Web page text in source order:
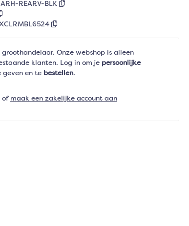
REARV-BLK
groothandelaar. Onze webshop is alleen
klanten. Log in om je persoonlijke
en te bestellen.
of maak een zakelijke account aan